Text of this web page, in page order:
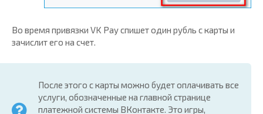
Во время привязки VK Pay спишет один рубль с карты и
зачислит его на счет.
После этого с карты можно будет оплачивать все
услуги, обозначенные на главной странице
платежной системы ВКонтакте. Это игры,